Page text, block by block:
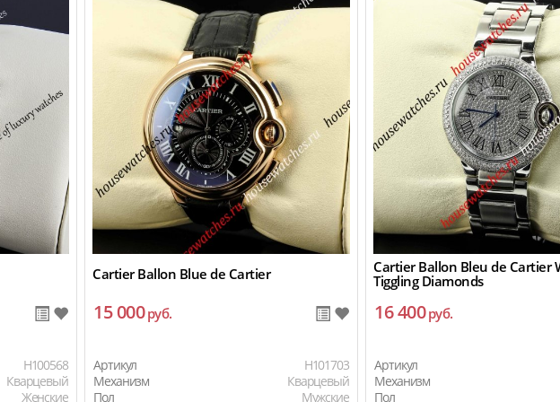
H100568
Кварцевый
Женские
Cartier Ballon Blue de Cartier
15 000руб.
Артикул
H101703
Механизм
Кварцевый
Пол
Мужские
Cartier Ballon Bleu de Cartier
Tiggling Diamonds
16 400руб.
Артикул
Механизм
Пол